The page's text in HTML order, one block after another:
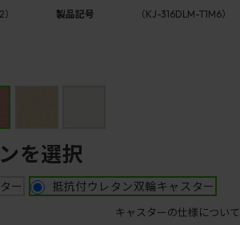
製品記号 （KJ-316DLM-T1M6）
を選択
ー 抵抗付ウレタン双輪キャスター
キャスターの仕様について